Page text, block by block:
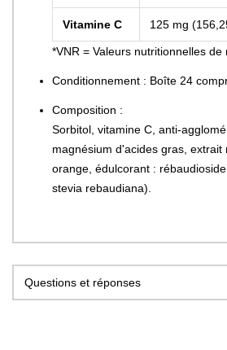
Vitamine C 125 mg
*VNR = Valeurs nutritionnelles de
Conditionnement : Boîte 24
Composition :
Sorbitol, vitamine C, anti-
magnésium d'acides gras, extrait
orange, édulcorant :
stevia rebaudiana).
Questions et réponses